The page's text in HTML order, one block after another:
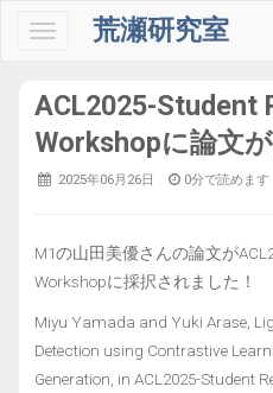
荒瀬研究室
ACL2025-Student
Workshopに論文
2025年06月26日 0分で読めます
M1の山田美優さんの論文が
Workshopに採択されました！
Miyu Yamada and Yuki Arase,
Detection using Contrastive
Generation, in ACL2025-Student